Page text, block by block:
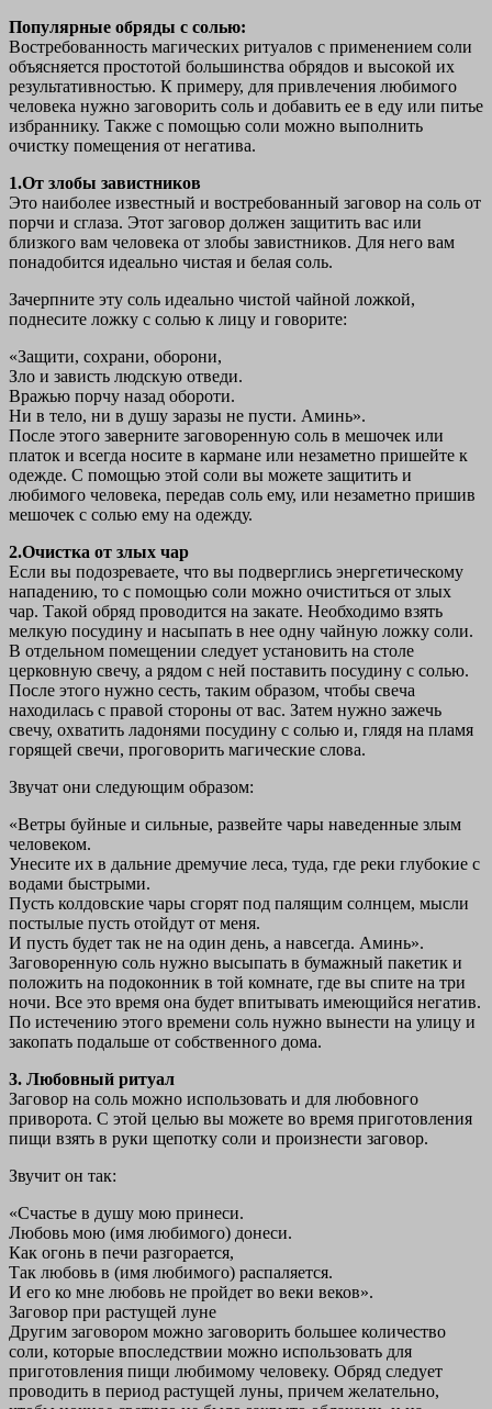
Популярные обряды с солью:
Востребованность магических ритуалов с применением соли
объясняется простотой большинства обрядов и высокой их
результативностью. К примеру, для привлечения любимого
человека нужно заговорить соль и добавить ее в еду или питье
избраннику. Также с помощью соли можно выполнить
очистку помещения от негатива.
1.От злобы завистников
Это наиболее известный и востребованный заговор на соль от
порчи и сглаза. Этот заговор должен защитить вас или
близкого вам человека от злобы завистников. Для него вам
понадобится идеально чистая и белая соль.
Зачерпните эту соль идеально чистой чайной ложкой,
поднесите ложку с солью к лицу и говорите:
«Защити, сохрани, оборони,
Зло и зависть людскую отведи.
Вражью порчу назад обороти.
Ни в тело, ни в душу заразы не пусти. Аминь».
После этого заверните заговоренную соль в мешочек или
платок и всегда носите в кармане или незаметно пришейте к
одежде. С помощью этой соли вы можете защитить и
любимого человека, передав соль ему, или незаметно пришив
мешочек с солью ему на одежду.
2.Очистка от злых чар
Если вы подозреваете, что вы подверглись энергетическому
нападению, то с помощью соли можно очиститься от злых
чар. Такой обряд проводится на закате. Необходимо взять
мелкую посудину и насыпать в нее одну чайную ложку соли.
В отдельном помещении следует установить на столе
церковную свечу, а рядом с ней поставить посудину с солью.
После этого нужно сесть, таким образом, чтобы свеча
находилась с правой стороны от вас. Затем нужно зажечь
свечу, охватить ладонями посудину с солью и, глядя на пламя
горящей свечи, проговорить магические слова.
Звучат они следующим образом:
«Ветры буйные и сильные, развейте чары наведенные злым
человеком.
Унесите их в дальние дремучие леса, туда, где реки глубокие с
водами быстрыми.
Пусть колдовские чары сгорят под палящим солнцем, мысли
постылые пусть отойдут от меня.
И пусть будет так не на один день, а навсегда. Аминь».
Заговоренную соль нужно высыпать в бумажный пакетик и
положить на подоконник в той комнате, где вы спите на три
ночи. Все это время она будет впитывать имеющийся негатив.
По истечению этого времени соль нужно вынести на улицу и
закопать подальше от собственного дома.
3. Любовный ритуал
Заговор на соль можно использовать и для любовного
приворота. С этой целью вы можете во время приготовления
пищи взять в руки щепотку соли и произнести заговор.
Звучит он так:
«Счастье в душу мою принеси.
Любовь мою (имя любимого) донеси.
Как огонь в печи разгорается,
Так любовь в (имя любимого) распаляется.
И его ко мне любовь не пройдет во веки веков».
Заговор при растущей луне
Другим заговором можно заговорить большее количество
соли, которые впоследствии можно использовать для
приготовления пищи любимому человеку. Обряд следует
проводить в период растущей луны, причем желательно,